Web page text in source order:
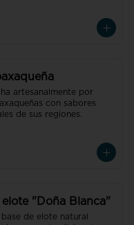
artesanalmente por
con sabores
de sus regiones.
elote "Doña Blanca"
base de elote natural